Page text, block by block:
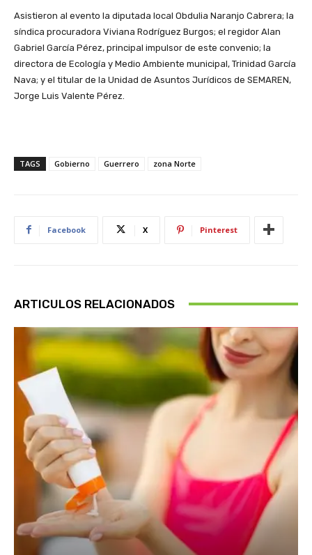
Asistieron al evento la diputada local Obdulia Naranjo Cabrera; la
síndica procuradora Viviana Rodríguez Burgos; el regidor Alan
Gabriel García Pérez, principal impulsor de este convenio; la
directora de Ecología y Medio Ambiente municipal, Trinidad García
Nava; y el titular de la Unidad de Asuntos Jurídicos de SEMAREN,
Jorge Luis Valente Pérez.
TAGS Gobierno Guerrero zona Norte
Facebook X Pinterest
ARTICULOS RELACIONADOS